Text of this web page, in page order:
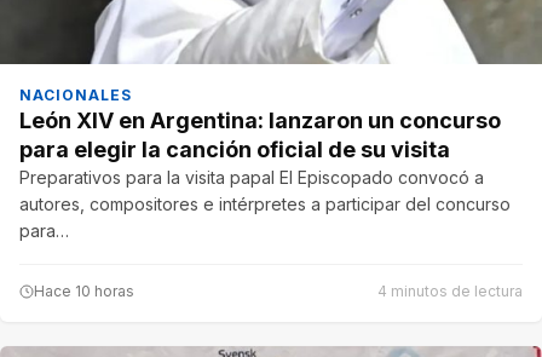
NACIONALES
León XIV en Argentina: lanzaron un concurso
para elegir la canción oficial de su visita
Preparativos para la visita papal El Episcopado convocó a
autores, compositores e intérpretes a participar del concurso
para…
Hace 10 horas 4 minutos de lectura